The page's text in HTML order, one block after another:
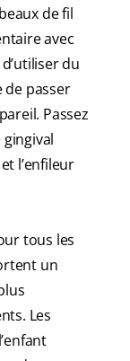
de fil
avec
du
de passer
Passez
l’enfileur
tous les
un
Les